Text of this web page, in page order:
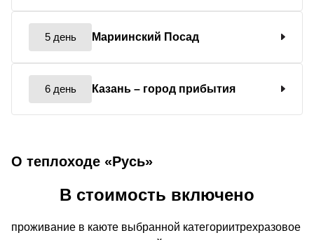
5 день Мариинский Посад
6 день Казань – город прибытия
О теплоходе «Русь»
В стоимость включено
проживание в каюте выбранной категориитрехразовое